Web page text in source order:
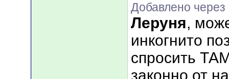
Добавлено через
Леруня,
инкогнито
спросить
законно от